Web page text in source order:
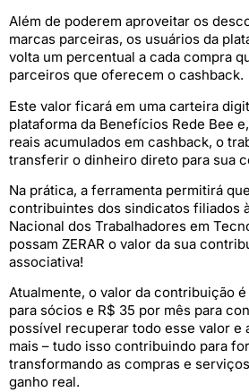
Além de poderem aproveitar os
marcas parceiras, os usuários da
volta um percentual a cada compra
parceiros que oferecem o cashback.
Este valor ficará em uma carteira
plataforma da Benefícios Rede Bee
reais acumulados em cashback, o
transferir o dinheiro direto para sua
Na prática, a ferramenta permitirá
contribuintes dos sindicatos filiados
Nacional dos Trabalhadores em
possam ZERAR o valor da sua
associativa!
Atualmente, o valor da contribuição
para sócios e R$ 35 por mês para
possível recuperar todo esse valor e
mais – tudo isso contribuindo para
transformando as compras e
ganho real.